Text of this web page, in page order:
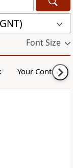
Font Size
Your Content